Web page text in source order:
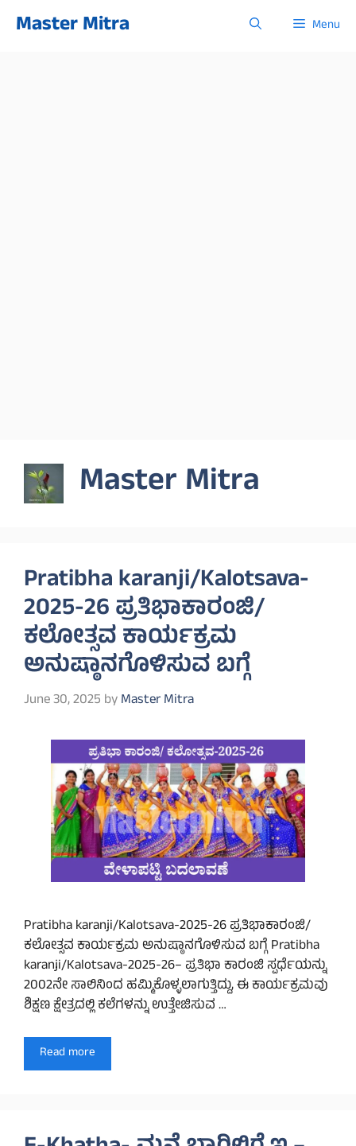
Master Mitra Menu
Master Mitra
Pratibha karanji/Kalotsava-
2025-26 ಪ್ರತಿಭಾಕಾರಂಜಿ/
ಕಲೋತ್ಸವ ಕಾರ್ಯಕ್ರಮ
ಅನುಷ್ಠಾನಗೊಳಿಸುವ ಬಗ್ಗೆ
June 30, 2025 byMaster Mitra
Pratibha karanji/Kalotsava-2025-26 ಪ್ರತಿಭಾಕಾರಂಜಿ/
ಕಲೋತ್ಸವ ಕಾರ್ಯಕ್ರಮ ಅನುಷ್ಠಾನಗೊಳಿಸುವ ಬಗ್ಗೆ Pratibha
karanji/Kalotsava-2025-26– ಪ್ರತಿಭಾ ಕಾರಂಜಿ ಸ್ಪರ್ಧೆಯನ್ನು
2002ನೇ ಸಾಲಿನಿಂದ ಹಮ್ಮಿಕೊಳ್ಳಲಾಗುತ್ತಿದ್ದು, ಈ ಕಾರ್ಯಕ್ರಮವು
ಶಿಕ್ಷಣ ಕ್ಷೇತ್ರದಲ್ಲಿ ಕಲೆಗಳನ್ನು ಉತ್ತೇಜಿಸುವ …
Read more